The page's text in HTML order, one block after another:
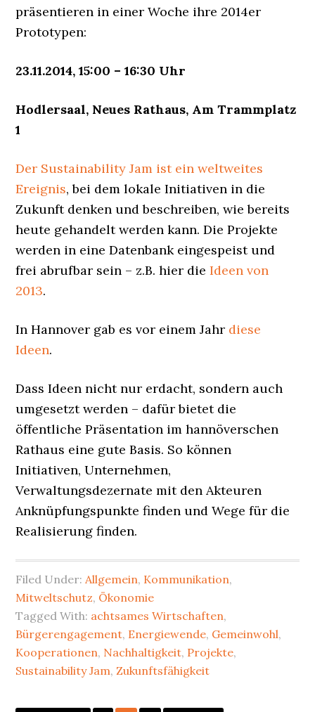
präsentieren in einer Woche ihre 2014er
Prototypen:
23.11.2014, 15:00 – 16:30 Uhr
Hodlersaal, Neues Rathaus, Am Trammplatz
1
Der Sustainability Jam ist ein weltweites
Ereignis, bei dem lokale Initiativen in die
Zukunft denken und beschreiben, wie bereits
heute gehandelt werden kann. Die Projekte
werden in eine Datenbank eingespeist und
frei abrufbar sein – z.B. hier dieIdeen von
2013.
In Hannover gab es vor einem Jahr diese
Ideen.
Dass Ideen nicht nur erdacht, sondern auch
umgesetzt werden – dafür bietet die
öffentliche Präsentation im hannöverschen
Rathaus eine gute Basis. So können
Initiativen, Unternehmen,
Verwaltungsdezernate mit den Akteuren
Anknüpfungspunkte finden und Wege für die
Realisierung finden.
Filed Under:Allgemein, Kommunikation,
Mitweltschutz, Ökonomie
Tagged With: achtsames Wirtschaften,
Bürgerengagement, Energiewende, Gemeinwohl,
Kooperationen, Nachhaltigkeit, Projekte,
Sustainability Jam,Zukunftsfähigkeit